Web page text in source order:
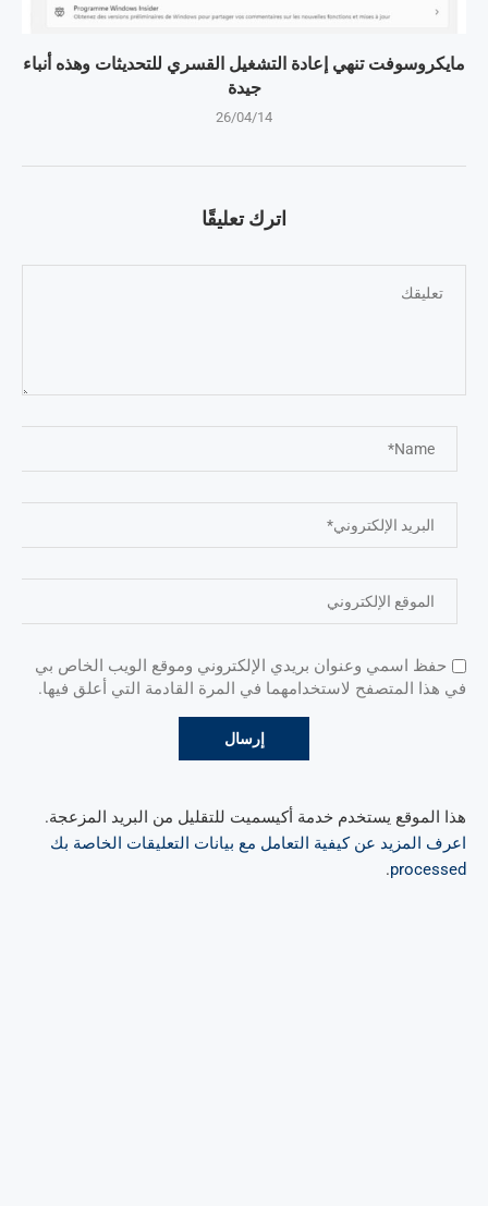
مايكروسوفت تنهي إعادة التشغيل القسري للتحديثات وهذه أنباء
جيدة
26/04/14
اترك تعليقًا
حفظ اسمي وعنوان بريدي الإلكتروني وموقع الويب الخاص بي
في هذا المتصفح لاستخدامهما في المرة القادمة التي أعلق فيها.
هذا الموقع يستخدم خدمة أكيسميت للتقليل من البريد المزعجة.
اعرف المزيد عن كيفية التعامل مع بيانات التعليقات الخاصة بك
processed
.